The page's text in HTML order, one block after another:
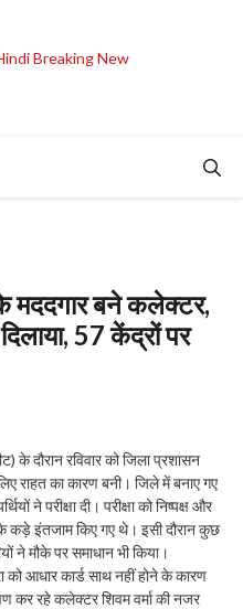
के मददगार बने कलेक्टर,
57 केंद्रों पर
के दौरान रविवार को जिला प्रशासन
राहत का कारण बनी। जिले में बनाए गए
ने परीक्षा दी। परीक्षा को निष्पक्ष और
कड़े इंतजाम किए गए थे। इसी दौरान कुछ
ने मौके पर समाधान भी किया।
को आधार कार्ड साथ नहीं होने के कारण
कर रहे कलेक्टर शिवम वर्मा की नजर